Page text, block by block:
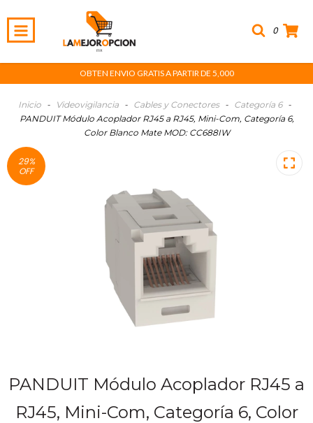
0
OBTEN ENVIO GRATIS A PARTIR DE 5,000
Inicio - Videovigilancia - Cables y Conectores - Categoría 6 -
PANDUIT Módulo Acoplador RJ45 a RJ45, Mini-Com, Categoría 6,
Color Blanco Mate MOD: CC688IW
29%
OFF
PANDUIT Módulo Acoplador RJ45 a
RJ45, Mini-Com, Categoría 6, Color